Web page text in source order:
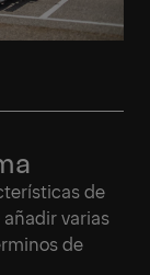
de
varias
de